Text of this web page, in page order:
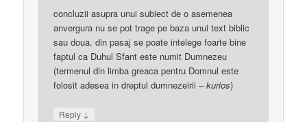
concluzii asupra unui subiect de o asemenea
anvergura nu se pot trage pe baza unui text biblic
sau doua. din pasaj se poate intelege foarte bine
faptul ca Duhul Sfant este numit Dumnezeu
(termenul din limba greaca pentru Domnul este
folosit adesea in dreptul dumnezeirii –kurios)
Reply ↓